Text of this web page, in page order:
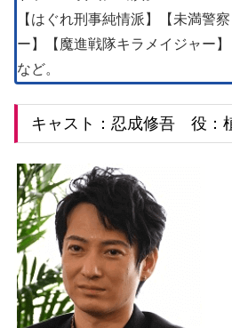
【はぐれ刑事純情派】【未満警
ー】【魔進戦隊キラメイジャー】
など。
キャスト：忍成修吾 役：